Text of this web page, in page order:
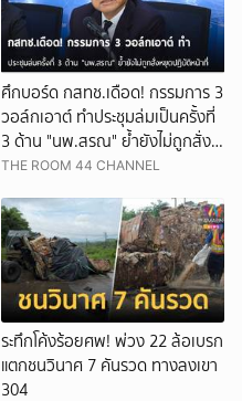
ศึกบอร์ด กสทช.เดือด! กรรมการ 3
วอล์กเอาต์ ทำประชุมล่มเป็นครั้งที่
3 ด้าน "นพ.สรณ" ย้ำยังไม่ถูกสั่ง
หยุดปฏิบัติหน้าที่
THE ROOM 44 CHANNEL
ระทึกโค้งร้อยศพ! พ่วง 22 ล้อเบรก
แตกชนวินาศ 7 คันรวด ทางลงเขา
304